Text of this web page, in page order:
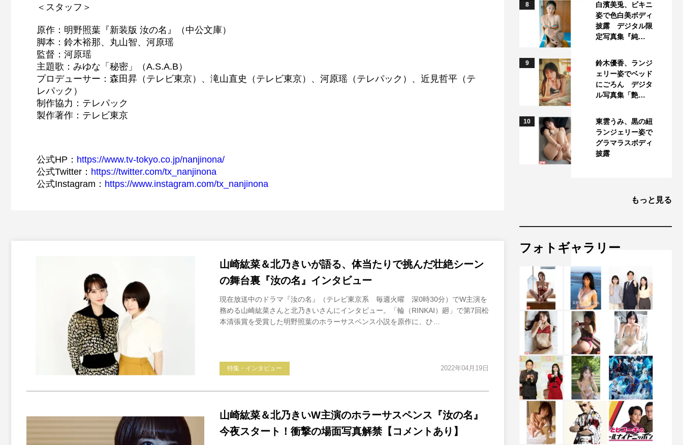
＜スタッフ＞
原作：明野照葉『新装版 汝の名』（中公文庫）
脚本：鈴木裕那、丸山智、河原瑶
監督：河原瑶
主題歌：みゆな「秘密」（A.S.A.B）
プロデューサー：森田昇（テレビ東京）、滝山直史（テレビ東京）、河原瑶（テレパック）、近見哲平（テ
レパック）
制作協力：テレパック
製作著作：テレビ東京
公式HP： https://www.tv-tokyo.co.jp/nanjinona/
公式Twitter： https://twitter.com/tx_nanjinona
公式Instagram： https://www.instagram.com/tx_nanjinona
山崎紘菜＆北乃きいが語る、体当たりで挑んだ壮絶シーン
の舞台裏『汝の名』インタビュー
現在放送中のドラマ『汝の名』（テレビ東京系 毎週火曜 深0時30分）でW主演を
務める山崎紘菜さんと北乃きいさんにインタビュー。「輪（RINKAI）廻」で第7回松
本清張賞を受賞した明野照葉のホラーサスペンス小説を原作に、ひ…
2022年04月19日
特集・インタビュー
山崎紘菜＆北乃きいW主演のホラーサスペンス『汝の名』
今夜スタート！衝撃の場面写真解禁【コメントあり】
8
白濱美兎、ビキニ
姿で色白美ボディ
披露 デジタル限
定写真集『純…
9
鈴木優香、ランジ
ェリー姿でベッド
にごろん デジタ
ル写真集「艶…
10
東雲うみ、黒の紐
ランジェリー姿で
グラマラスボディ
披露
もっと見る
フォトギャラリー